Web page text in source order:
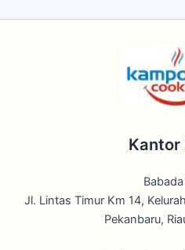
Kantor
Jl. Lintas Timur Km 14,
Pekanbaru,